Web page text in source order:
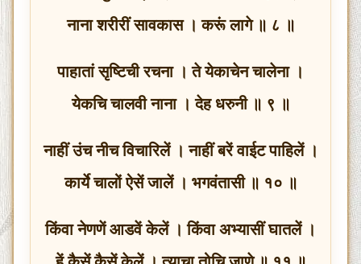
नाना शरीरीं सावकास । करूं लागे ॥ ८ ॥
पाहातां सृष्टिची रचना । ते येकाचेन चालेना ।
येकचि चालवी नाना । देह धरुनी ॥ ९ ॥
नाहीं उंच नीच विचारिलें । नाहीं बरें वाईट पाहिलें ।
कार्ये चालों ऐसें जालें । भगवंतासी ॥ १० ॥
किंवा नेणणें आडवें केलें । किंवा अभ्यासीं घातलें ।